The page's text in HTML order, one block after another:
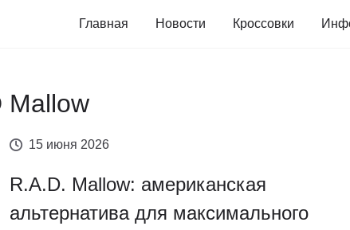
Главная Новости Кроссовки
Mallow
15 июня 2026
R.A.D. Mallow: американская
альтернатива для максимального